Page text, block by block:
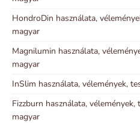
HondroDin használata,
magyar
Magnilumin használata,
magyar
InSlim használata, vélemények,
Fizzburn használata,
magyar